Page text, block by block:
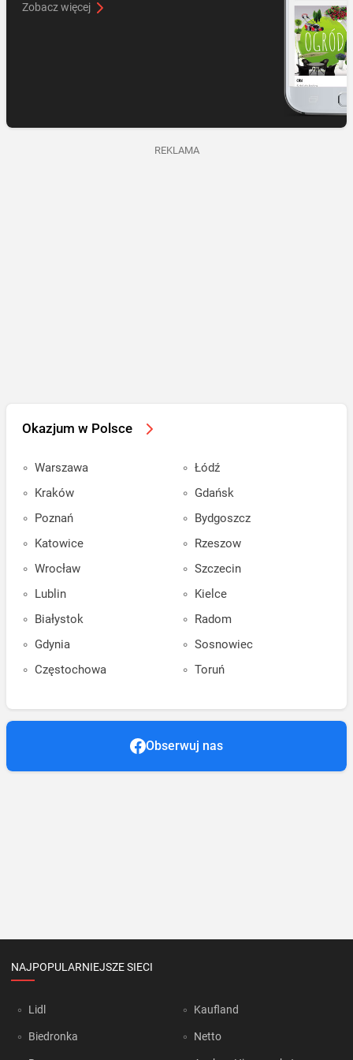
Zobacz więcej
REKLAMA
Okazjum w Polsce
Warszawa
Kraków
Poznań
Katowice
Wrocław
Lublin
Białystok
Gdynia
Częstochowa
Łódź
Gdańsk
Bydgoszcz
Rzeszow
Szczecin
Kielce
Radom
Sosnowiec
Toruń
Obserwuj nas
NAJPOPULARNIEJSZE SIECI
Lidl
Biedronka
Kaufland
Netto